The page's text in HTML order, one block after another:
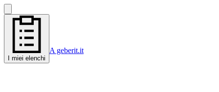
I miei elenchi
A geberit.it